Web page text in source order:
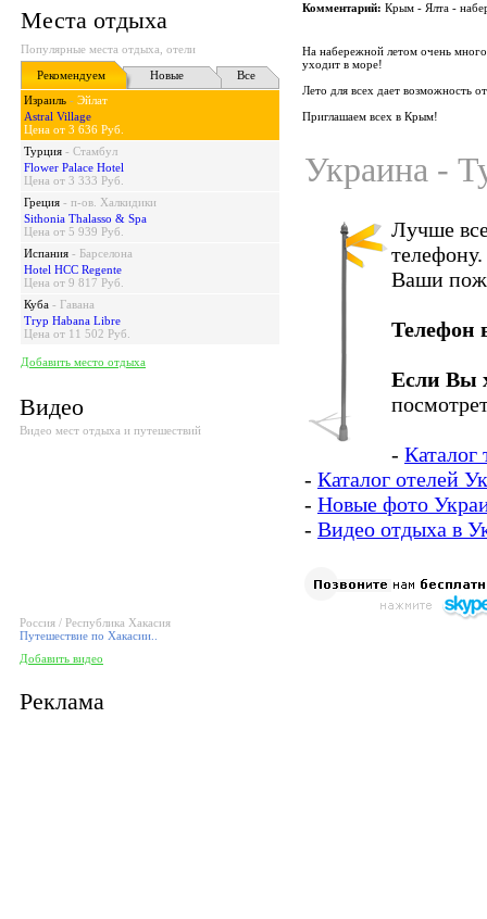
Места отдыха
Популярные места отдыха, отели
Рекомендуем
Новые
Все
Израиль - Эйлат
Astral Village
Цена от 3 636 Руб.
Турция - Стамбул
Flower Palace Hotel
Цена от 3 333 Руб.
Греция - п-ов. Халкидики
Sithonia Thalasso & Spa
Цена от 5 939 Руб.
Испания - Барселона
Hotel HCC Regente
Цена от 9 817 Руб.
Куба - Гавана
Tryp Habana Libre
Цена от 11 502 Руб.
Добавить место отдыха
Видео
Видео мест отдыха и путешествий
Россия / Республика Хакасия
Путешествие по Хакасии..
Добавить видео
Реклама
Комментарий: Крым - Ялта -
На набережной летом очень
уходит в море!
Лето для всех дает возможность
Приглашаем всех в Крым!
Украина -
Лучше
Ваши
Телефон
Если Вы
- Каталог
- Каталог отелей
- Новые фото
- Видео отдыха в